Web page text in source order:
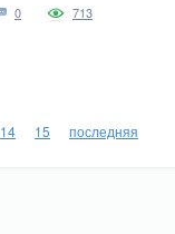
0 713
14 15 последняя